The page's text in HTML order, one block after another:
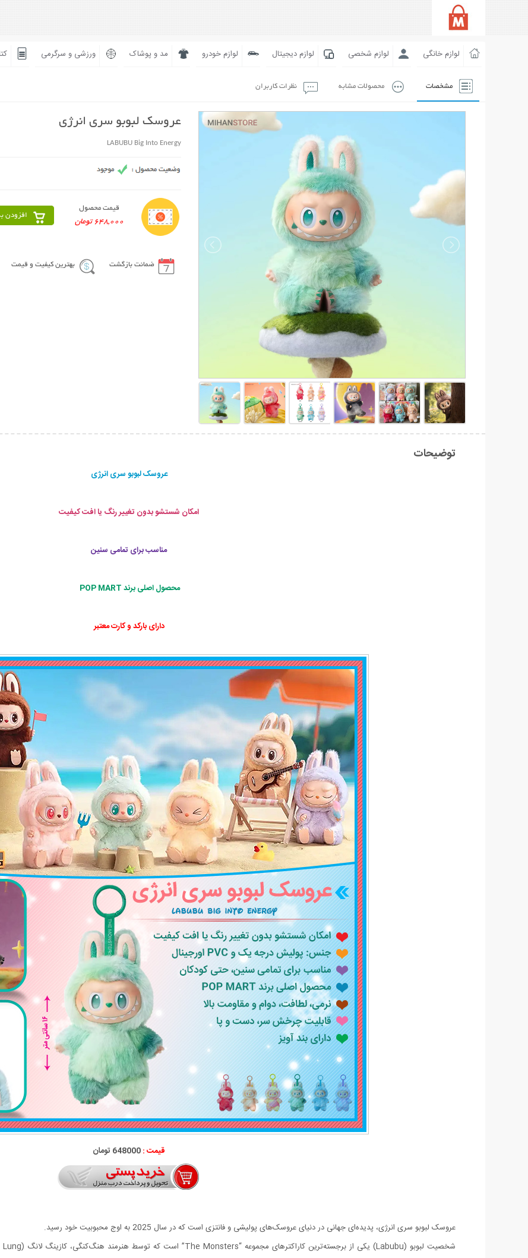
لوازم خانگی لوازم شخصی لوازم دیجیتال لوازم خودرو مد و پوشاک ورزشی و سرگرمی
مشخصات محصولات مشابه نظرات کاربران
عروسک لبوبو سری انرژی
LABUBU Big Into Energy
قیمت محصول
648,000 تومان
افزودن
ضمانت بازگشت بهترین کیفیت و قیمت
توضیحات
عروسک لبوبو سری انرژی
امکان شستشو بدون تغییر رنگ یا افت کیفیت
مناسب برای تمامی سنین
محصول اصلی برند POP MART
دارای بارکد و کارت معتبر
قیمت :648000 تومان
عروسک لبوبو سری انرژی، پدیده‌ای جهانی در دنیای عروسک‌های پولیشی و فانتزی است که در سال 2025 به اوج محبوبیت خود رسید.